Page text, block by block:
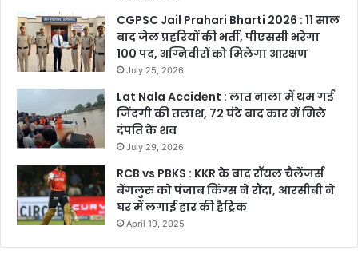
CGPSC Jail Prahari Bharti 2026 : 11 साल
बाद जेल प्रहरियों की भर्ती, पीएससी भरेगा
100 पद, अग्निवीरों को मिलेगा आरक्षण
July 25, 2026
Lat Nala Accident : लात नाला में थम गई
जिंदगी की तलाश, 72 घंटे बाद कार में मिले
दंपति के शव
July 29, 2026
RCB vs PBKS : KKR के बाद रॉयल चैलेंजर्स
बेंगलुरु को पंजाब किंग्स ने रौंदा, आरसीबी ने
घर में लगाई हार की हैट्रिक
April 19, 2025